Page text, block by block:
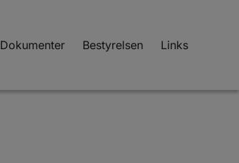
Dokumenter Bestyrelsen Links